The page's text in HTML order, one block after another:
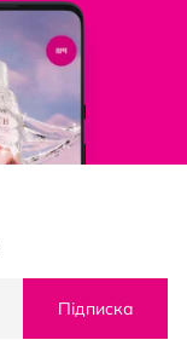
Підписка